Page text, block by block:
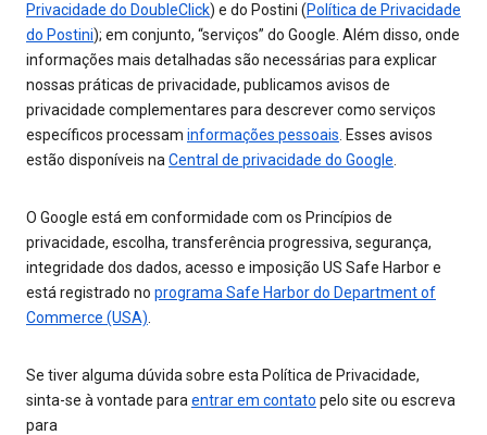
Privacidade do DoubleClick) e do Postini (Política de Privacidade
do Postini); em conjunto, “serviços” do Google. Além disso, onde
informações mais detalhadas são necessárias para explicar
nossas práticas de privacidade, publicamos avisos de
privacidade complementares para descrever como serviços
específicos processam informações pessoais . Esses avisos
estão disponíveis na Central de privacidade do Google
O Google está em conformidade com os Princípios de
privacidade, escolha, transferência progressiva, segurança,
integridade dos dados, acesso e imposição US Safe Harbor e
está registrado no programa Safe Harbor do Department of
Commerce (USA)
Se tiver alguma dúvida sobre esta Política de Privacidade,
sinta-se à vontade para entrar em contato pelo site ou escreva
para